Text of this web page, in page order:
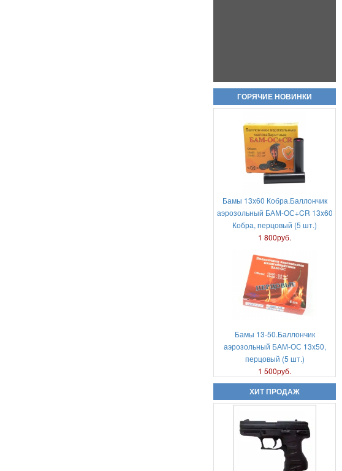
ГОРЯЧИЕ НОВИНКИ
Бамы 13х60 Кобра.Баллончик
аэрозольный БАМ-ОС+CR 13x60
Кобра, перцовый (5 шт.)
1 800руб.
Бамы 13-50.Баллончик
аэрозольный БАМ-ОС 13x50,
перцовый (5 шт.)
1 500руб.
ХИТ ПРОДАЖ
Пневматический пистолет Аникс
А-112 (Anics A-112)
Аэрозольный газовый пистолет
Удар-М2
Аникс Скиф А-3000
18 000руб.